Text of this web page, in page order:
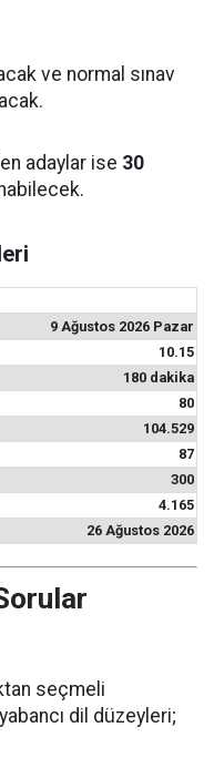
ve normal sınav
adaylar ise 30
9 Ağustos 2026 Pazar
10.15
180 dakika
80
104.529
87
300
4.165
26 Ağustos 2026
seçmeli
dil düzeyleri;